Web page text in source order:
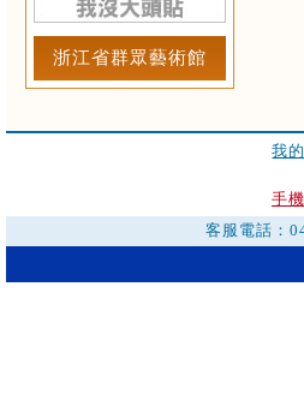
浙江省群眾藝術館
我
手
客服電話：